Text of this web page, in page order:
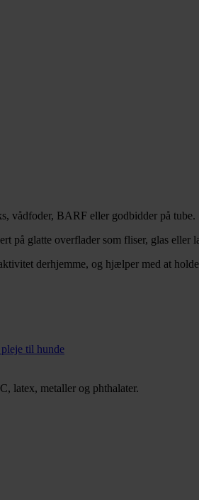
vådfoder, BARF eller godbidder på tube.
på glatte overflader som fliser, glas
derhjemme, og hjælper med at
til hunde
latex, metaller og phthalater.